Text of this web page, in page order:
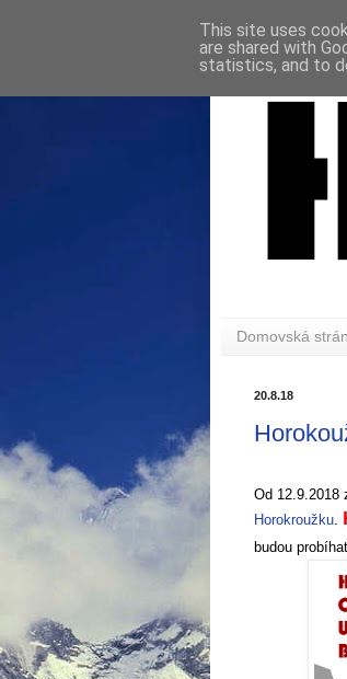
Domovská
20.8.18
Od 12.9.2018
Horokroužku.
budou probíhat
This site uses
are shared with
statistics, and to